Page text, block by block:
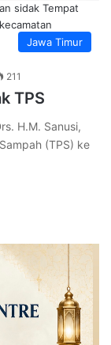
Jawa Timur
sidak Tempat
211
TPS
H.M. Sanusi,
(TPS) ke